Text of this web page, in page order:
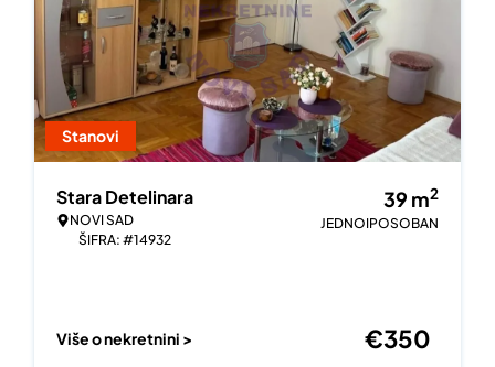
Stanovi
Stara Detelinara
NOVI SAD
ŠIFRA: #14932
39 m2
JEDNOIPOSOBAN
Više o nekretnini > €350